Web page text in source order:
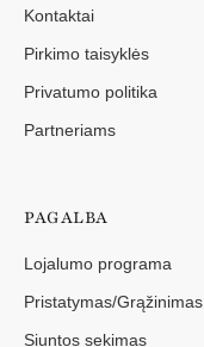
Kontaktai
Pirkimo taisyklės
Privatumo politika
Partneriams
PAGALBA
Lojalumo programa
Pristatymas/Grąžinimas
Siuntos sekimas